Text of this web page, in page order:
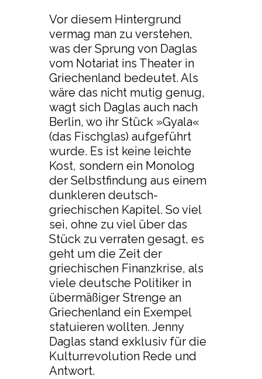
Vor diesem Hintergrund
vermag man zu verstehen,
was der Sprung von Daglas
vom Notariat ins Theater in
Griechenland bedeutet. Als
wäre das nicht mutig genug,
wagt sich Daglas auch nach
Berlin, wo ihr Stück »Gyala«
(das Fischglas) aufgeführt
wurde. Es ist keine leichte
Kost, sondern ein Monolog
der Selbstfindung aus einem
dunkleren deutsch-
griechischen Kapitel. So viel
sei, ohne zu viel über das
Stück zu verraten gesagt, es
geht um die Zeit der
griechischen Finanzkrise, als
viele deutsche Politiker in
übermäßiger Strenge an
Griechenland ein Exempel
statuieren wollten. Jenny
Daglas stand exklusiv für die
Kulturrevolution Rede und
Antwort.